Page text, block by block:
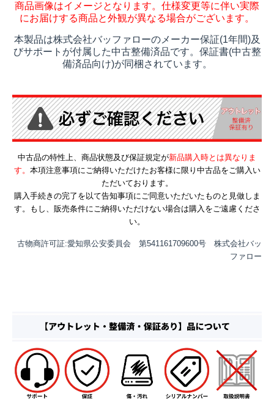
商品画像はイメージとなります。仕様変更等に伴い実際
にお届けする商品と外観が異なる場合がございます。
本製品は株式会社バッファローのメーカー保証(1年間)及
びサポートが付属した中古整備済品です。保証書(中古整
備済品向け)が同梱されています。
中古品の特性上、商品状態及び保証規定が新品購入時とは異なりま
す。 本項注意事項にご納得いただけたお客様に限り中古品をご購入い
ただいております。
購入手続きの完了を以て告知事項にご同意いただいたものと見做しま
す。もし、販売条件にご納得いただけない場合は購入をご遠慮くださ
い。
古物商許可証:愛知県公安委員会 第541161709600号 株式会社バッ
ファロー